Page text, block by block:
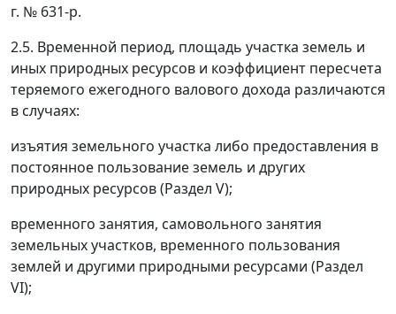
г. № 631-р.
2.5. Временной период, площадь участка земель и
иных природных ресурсов и коэффициент пересчета
теряемого ежегодного валового дохода различаются
в случаях:
изъятия земельного участка либо предоставления в
постоянное пользование земель и других
природных ресурсов (Раздел V);
временного занятия, самовольного занятия
земельных участков, временного пользования
землей и другими природными ресурсами (Раздел
VI);